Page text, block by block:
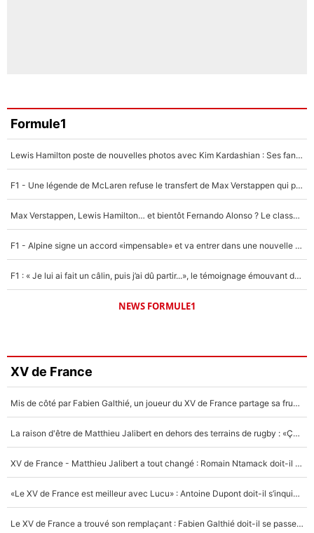
Formule1
Lewis Hamilton poste de nouvelles photos avec Kim Kardashian : Ses fans le voient déjà redevenir champion du monde de F1 grâce à elle !
F1 - Une légende de McLaren refuse le transfert de Max Verstappen qui pourrait «faire des vagues» et plomber l'ambiance dans l'équipe
Max Verstappen, Lewis Hamilton… et bientôt Fernando Alonso ? Le classement des pilotes les mieux payés en Formule 1 risque de changer !
F1 - Alpine signe un accord «impensable» et va entrer dans une nouvelle dimension : Grande nouvelle pour Pierre Gasly !
F1 : « Je lui ai fait un câlin, puis j’ai dû partir...», le témoignage émouvant de Max Verstappen sur sa fille
NEWS FORMULE1
XV de France
Mis de côté par Fabien Galthié, un joueur du XV de France partage sa frustration : «ils ne me l’ont pas dit tout de suite»
La raison d'être de Matthieu Jalibert en dehors des terrains de rugby : «Ça m'atteint autant que si tu touches à un membre de ma famille»
XV de France - Matthieu Jalibert a tout changé : Romain Ntamack doit-il s’inquiéter pour sa place à un an de la Coupe du monde ?
«Le XV de France est meilleur avec Lucu» : Antoine Dupont doit-il s’inquiéter pour sa place ?
Le XV de France a trouvé son remplaçant : Fabien Galthié doit-il se passer d'Antoine Dupont ?